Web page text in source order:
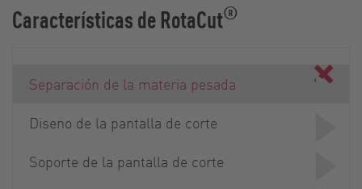
Características de RotaCut®
Separación de la materia pesada
Diseno de la pantalla de corte
Soporte de la pantalla de corte